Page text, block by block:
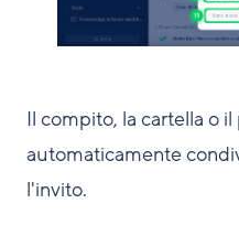
Il compito, la cartella o
automaticamente
l'invito.